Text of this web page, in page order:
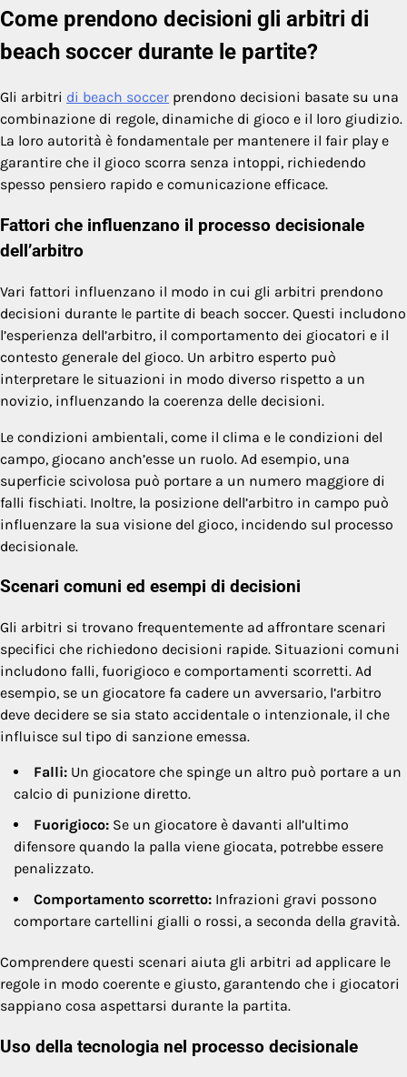
Come prendono decisioni gli arbitri di
beach soccer durante le partite?
Gli arbitri di beach soccer prendono decisioni basate su una
combinazione di regole, dinamiche di gioco e il loro giudizio.
La loro autorità è fondamentale per mantenere il fair play e
garantire che il gioco scorra senza intoppi, richiedendo
spesso pensiero rapido e comunicazione efficace.
Fattori che influenzano il processo decisionale
dell’arbitro
Vari fattori influenzano il modo in cui gli arbitri prendono
decisioni durante le partite di beach soccer. Questi includono
l’esperienza dell’arbitro, il comportamento dei giocatori e il
contesto generale del gioco. Un arbitro esperto può
interpretare le situazioni in modo diverso rispetto a un
novizio, influenzando la coerenza delle decisioni.
Le condizioni ambientali, come il clima e le condizioni del
campo, giocano anch’esse un ruolo. Ad esempio, una
superficie scivolosa può portare a un numero maggiore di
falli fischiati. Inoltre, la posizione dell’arbitro in campo può
influenzare la sua visione del gioco, incidendo sul processo
decisionale.
Scenari comuni ed esempi di decisioni
Gli arbitri si trovano frequentemente ad affrontare scenari
specifici che richiedono decisioni rapide. Situazioni comuni
includono falli, fuorigioco e comportamenti scorretti. Ad
esempio, se un giocatore fa cadere un avversario, l’arbitro
deve decidere se sia stato accidentale o intenzionale, il che
influisce sul tipo di sanzione emessa.
Falli: Un giocatore che spinge un altro può portare a un
calcio di punizione diretto.
Fuorigioco: Se un giocatore è davanti all’ultimo
difensore quando la palla viene giocata, potrebbe essere
penalizzato.
Comportamento scorretto: Infrazioni gravi possono
comportare cartellini gialli o rossi, a seconda della gravità.
Comprendere questi scenari aiuta gli arbitri ad applicare le
regole in modo coerente e giusto, garantendo che i giocatori
sappiano cosa aspettarsi durante la partita.
Uso della tecnologia nel processo decisionale